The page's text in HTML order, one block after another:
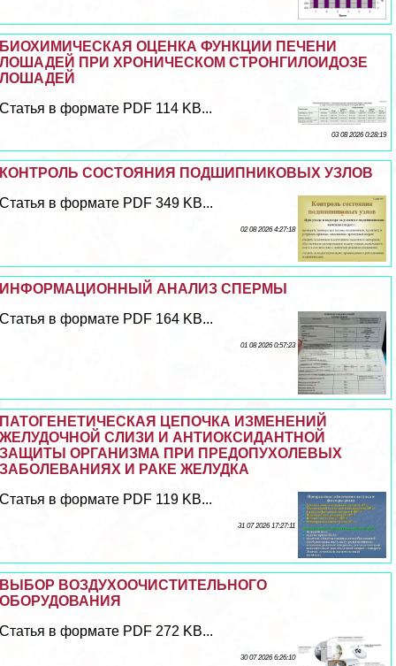
БИОХИМИЧЕСКАЯ ОЦЕНКА ФУНКЦИИ ПЕЧЕНИ
ЛОШАДЕЙ ПРИ ХРОНИЧЕСКОМ СТРОНГИЛОИДОЗЕ
ЛОШАДЕЙ
Статья в формате PDF 114 KB...
03 08 2026 0:28:19
КОНТРОЛЬ СОСТОЯНИЯ ПОДШИПНИКОВЫХ УЗЛОВ
Статья в формате PDF 349 KB...
02 08 2026 4:27:18
ИНФОРМАЦИОННЫЙ АНАЛИЗ СПЕРМЫ
Статья в формате PDF 164 KB...
01 08 2026 0:57:23
ПАТОГЕНЕТИЧЕСКАЯ ЦЕПОЧКА ИЗМЕНЕНИЙ
ЖЕЛУДОЧНОЙ СЛИЗИ И АНТИОКСИДАНТНОЙ
ЗАЩИТЫ ОРГАНИЗМА ПРИ ПРЕДОПУХОЛЕВЫХ
ЗАБОЛЕВАНИЯХ И РАКЕ ЖЕЛУДКА
Статья в формате PDF 119 KB...
31 07 2026 17:27:11
ВЫБОР ВОЗДУХООЧИСТИТЕЛЬНОГО
ОБОРУДОВАНИЯ
Статья в формате PDF 272 KB...
30 07 2026 6:26:10